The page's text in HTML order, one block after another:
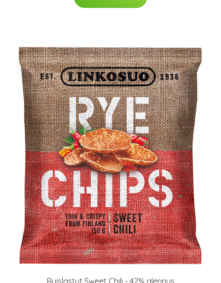
Ruislastut Sweet Chili - 42% alennus